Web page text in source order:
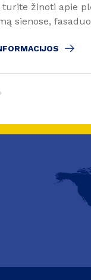
turite žinoti apie
sienose,